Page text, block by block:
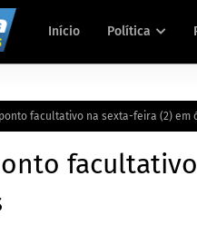
Início Política
facultativo na sexta-feira (2) em